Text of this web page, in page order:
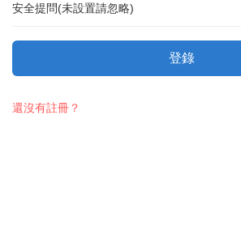
安全提問(未設置請忽略)
登錄
還沒有註冊？